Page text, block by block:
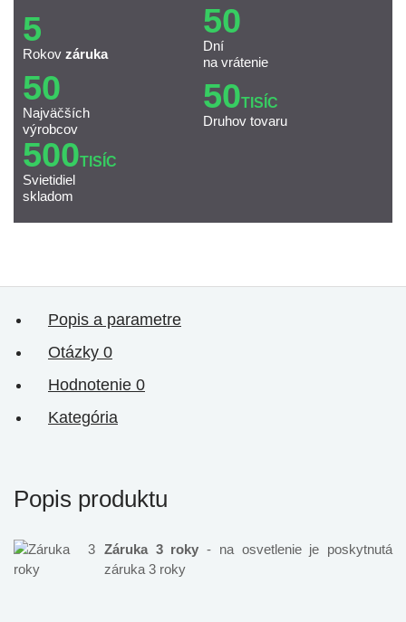
5
Rokov záruka
50
Dní
na vrátenie
50
Najväčších
výrobcov
50TISÍC
Druhov tovaru
500TISÍC
Svietidiel
skladom
Popis a parametre
Otázky 0
Hodnotenie 0
Kategória
Popis produktu
Záruka 3 roky - na osvetlenie je poskytnutá
záruka 3 roky